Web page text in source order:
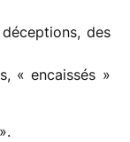
des
« encaissés »